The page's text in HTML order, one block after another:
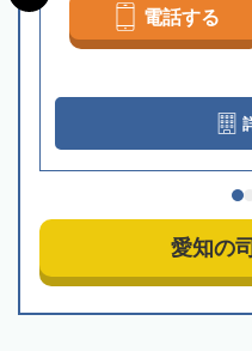
電話する
愛知の